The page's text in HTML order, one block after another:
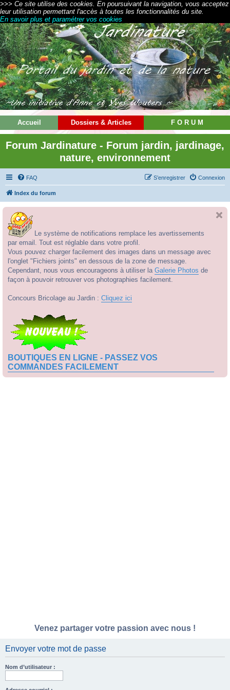
>>> Ce site utilise des cookies. En poursuivant la navigation, vous acceptez
leur utilisation permettant l'accès à toutes les fonctionnalités du site.
En savoir plus et paramétrer vos cookies
Accueil Dossiers & Articles F O R U M
Forum Jardinature - Forum jardin, jardinage,
nature, environnement
FAQ Connexion
S’enregistrer
Index du forum
Le système de notifications remplace les avertissements
par email. Tout est réglable dans votre profil.
Vous pouvez charger facilement des images dans un message avec
l'onglet "Fichiers joints" en dessous de la zone de message.
Cependant, nous vous encourageons à utiliser la Galerie Photos de
façon à pouvoir retrouver vos photographies facilement.
Concours Bricolage au Jardin : Cliquez ici
BOUTIQUES EN LIGNE - PASSEZ VOS
COMMANDES FACILEMENT
Venez partager votre passion avec nous !
Envoyer votre mot de passe
Nom d’utilisateur :